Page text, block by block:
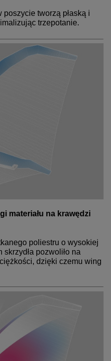
tworzą płaską i
trzepotanie.
materiału na krawędzi
poliestru o wysokiej
pozwoliło na
dzięki czemu wing